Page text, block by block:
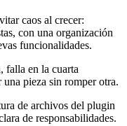
caos al crecer:
con una organización
funcionalidades.
falla en la cuarta
pieza sin romper otra.
de archivos del plugin
de responsabilidades.